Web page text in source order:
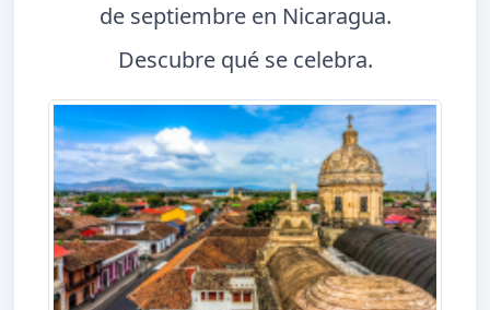
de septiembre en Nicaragua.
Descubre qué se celebra.